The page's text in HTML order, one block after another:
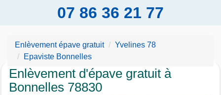
07 86 36 21 77
Enlèvement épave gratuit
Yvelines 78
Epaviste Bonnelles
Enlèvement d'épave gratuit à
Bonnelles 78830